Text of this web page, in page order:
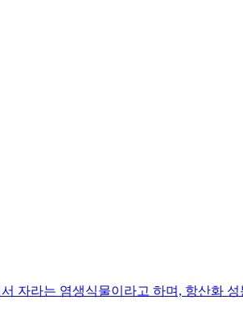
자라는 염생식물이라고 하며, 항산화